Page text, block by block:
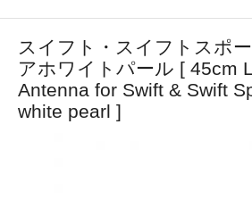
スイフト・スイフトスポ
アホワイトパール [ 45cm
Antenna for Swift & Swift
white pearl ]